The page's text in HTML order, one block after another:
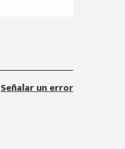
Señalar un error